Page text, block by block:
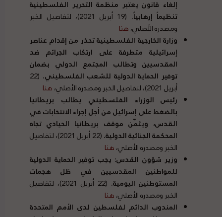
إلغاء قانون يعتبر منظمة التحرير الفلسطينية
تنظيماً إرهابياً.
(19 أبريل 2021)، لتفاصيل الخبر
ومصدره الأصلي،هنا
وزارة الخارجية الفلسطينية تحذر من إقدام عناصر
إسرائيلية متطرفة على ارتكاب الجرائم ضد
المقدسيين وتطالب المجتمع الدولي بضمان
توفير الحماية الدولية للشعب الفلسطيني. (22
أبريل 2021)، لتفاصيل الخبر ومصدره الأصلي،
هنا
رئيس الوزراء الفلسطيني يطالب بريطانيا
بالضغط على إسرائيل من أجل إجراء الانتخابات في
القدس، ويثمِّن موقف بريطانيا الحيادي تجاه
المحكمة الجنائية الدولية.
(22 أبريل 2021)، لتفاصيل
الخبر ومصدره الأصلي،هنا
وزير شؤون القدس: يجب توفير الحماية الدولية
للمواطنين المقدسيين في ظل هجمات
المستوطنين اليومية.
(22 أبريل 2021)، لتفاصيل
الخبر ومصدره الأصلي،هنا
المندوب الدائم لفلسطين لدى الأمم المتحدة